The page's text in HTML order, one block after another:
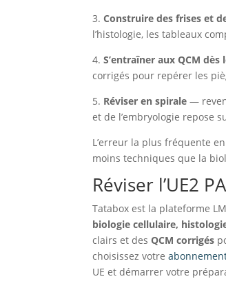
3.Construire des frises et
l’histologie, les tableaux
4.S’entraîner aux QCM
corrigés pour repérer les
5. Réviser en spirale —
et de l’embryologie repose
L’erreur la plus fréquente
moins techniques que la
Réviser l’UE2
Tatabox est la plateforme
biologie cellulaire,
clairs et desQCM corrigés
choisissez votreabonnement
UE et démarrer votre